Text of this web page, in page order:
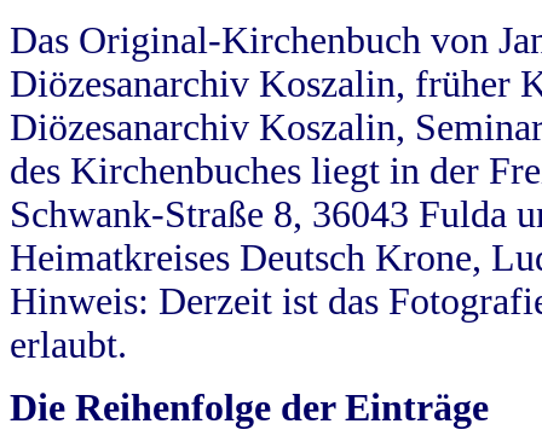
Das Original-Kirchenbuch von
Diözesanarchiv Koszalin, früher
Diözesanarchiv Koszalin,
des Kirchenbuches liegt in der
Schwank-Straße 8, 36043 Fulda
Heimatkreises Deutsch Krone,
Hinweis: Derzeit ist das
erlaubt.
Die Reihenfolge der Einträge